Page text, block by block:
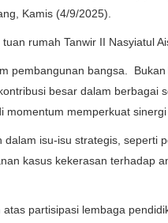
Kamis (4/9/2025).
rumah Tanwir II Nasyiatul
pembangunan bangsa.
besar dalam berbagai
memperkuat
isu-isu strategis, seperti
kasus kekerasan terhadap
partisipasi lembaga